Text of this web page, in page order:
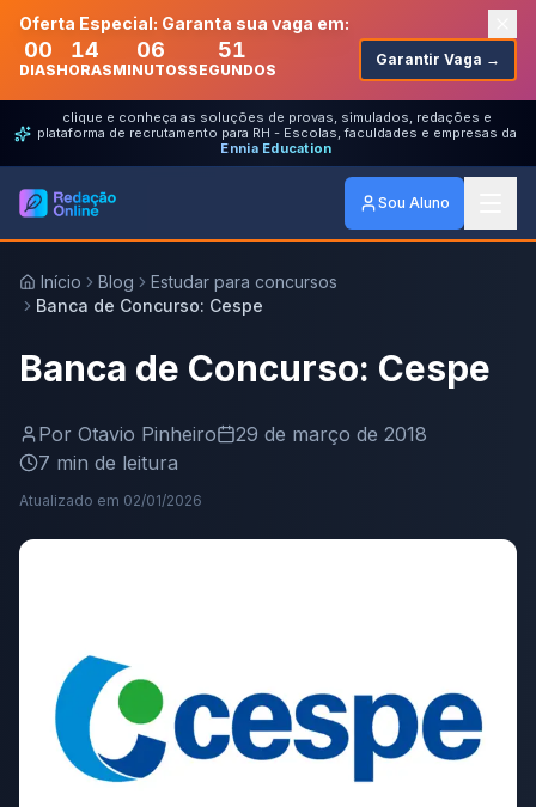
Oferta Especial: Garanta sua vaga em:
00
DIAS
14
HORAS
06
MINUTOS
51
SEGUNDOS
Garantir Vaga →
clique e conheça as soluções de provas, simulados, redações e
plataforma de recrutamento para RH - Escolas, faculdades e empresas da
Ennia Education
Sou Aluno
Início Blog
Estudar para concursos
Banca de Concurso: Cespe
Banca de Concurso: Cespe
Por Otavio Pinheiro
29 de março de 2018
7 min de leitura
Atualizado em 02/01/2026